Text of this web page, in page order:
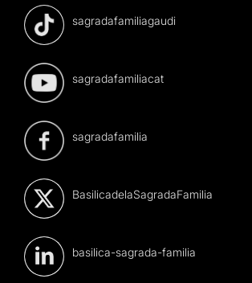
sagradafamiliagaudi
sagradafamiliacat
sagradafamilia
BasilicadelaSagradaFamilia
basilica-sagrada-familia